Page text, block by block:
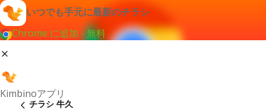
いつでも手元に最新のチラシ
Chrome に追加 - 無料
Kimbinoアプリ
チラシ 牛久